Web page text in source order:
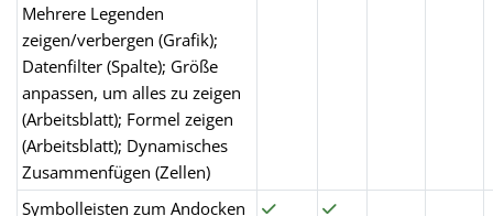
Mehrere Legenden
zeigen/verbergen (Grafik);
Datenfilter (Spalte); Größe
anpassen, um alles zu zeigen
(Arbeitsblatt); Formel zeigen
(Arbeitsblatt); Dynamisches
Zusammenfügen (Zellen)
Symbolleisten zum Andocken